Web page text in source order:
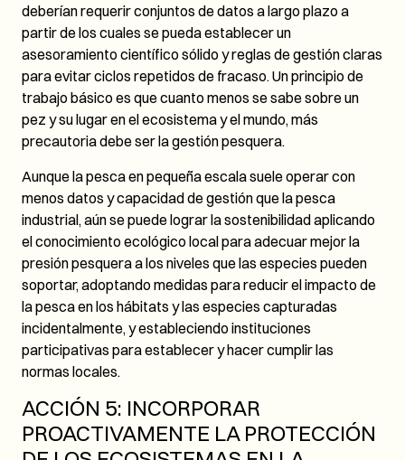
deberían requerir conjuntos de datos a largo plazo a
partir de los cuales se pueda establecer un
asesoramiento científico sólido y reglas de gestión claras
para evitar ciclos repetidos de fracaso. Un principio de
trabajo básico es que cuanto menos se sabe sobre un
pez y su lugar en el ecosistema y el mundo, más
precautoria debe ser la gestión pesquera.
Aunque la pesca en pequeña escala suele operar con
menos datos y capacidad de gestión que la pesca
industrial, aún se puede lograr la sostenibilidad aplicando
el conocimiento ecológico local para adecuar mejor la
presión pesquera a los niveles que las especies pueden
soportar, adoptando medidas para reducir el impacto de
la pesca en los hábitats y las especies capturadas
incidentalmente, y estableciendo instituciones
participativas para establecer y hacer cumplir las
normas locales.
ACCIÓN 5: INCORPORAR
PROACTIVAMENTE LA PROTECCIÓN